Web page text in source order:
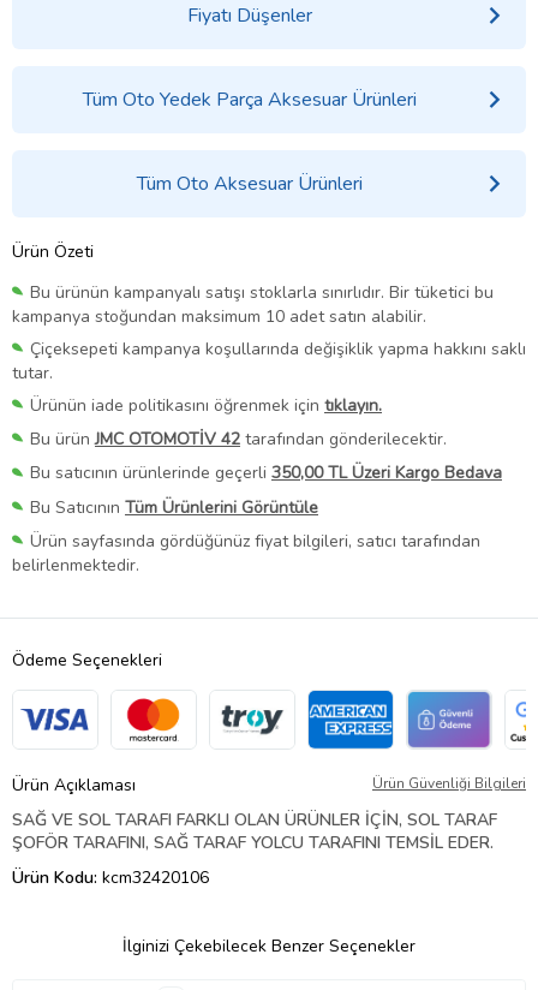
Fiyatı Düşenler
Tüm Oto Yedek Parça Aksesuar Ürünleri
Tüm Oto Aksesuar Ürünleri
Ürün Özeti
Bu ürünün kampanyalı satışı stoklarla sınırlıdır. Bir tüketici bu
kampanya stoğundan maksimum 10 adet satın alabilir.
Çiçeksepeti kampanya koşullarında değişiklik yapma hakkını saklı
tutar.
Ürünün iade politikasını öğrenmek için tıklayın.
Bu ürünJMC OTOMOTİV 42 tarafından gönderilecektir.
Bu satıcının ürünlerinde geçerli 350,00 TL Üzeri Kargo Bedava
Bu Satıcının Tüm Ürünlerini Görüntüle
Ürün sayfasında gördüğünüz fiyat bilgileri, satıcı tarafından
belirlenmektedir.
Ödeme Seçenekleri
Ürün Açıklaması Ürün Güvenliği Bilgileri
SAĞ VE SOL TARAFI FARKLI OLAN ÜRÜNLER İÇİN, SOL TARAF
ŞOFÖR TARAFINI, SAĞ TARAF YOLCU TARAFINI TEMSİL EDER.
Ürün Kodu: kcm32420106
İlginizi Çekebilecek Benzer Seçenekler